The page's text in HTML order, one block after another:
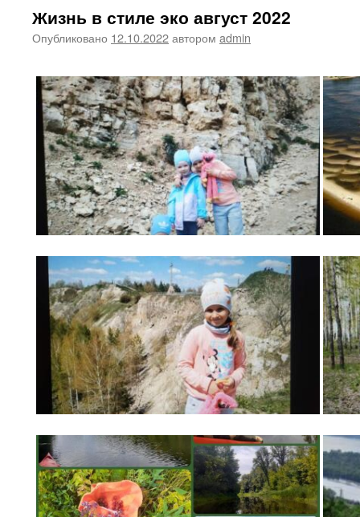
Жизнь в стиле эко август 2022
Опубликовано 12.10.2022автором admin